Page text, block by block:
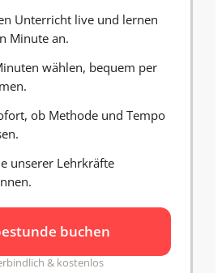
Unterricht live und lernen
Minute an.
wählen, bequem per
ob Methode und Tempo
unserer Lehrkräfte
buchen
& kostenlos